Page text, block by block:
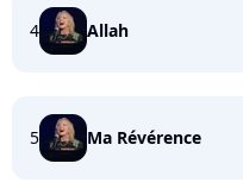
4 Allah
5 Ma Révérence